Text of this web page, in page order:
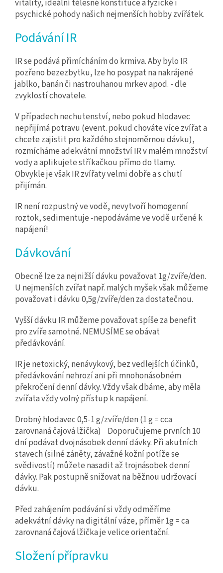
vitality, ideální tělesné konstituce a fyzické i
psychické pohody našich nejmenších hobby zvířátek.
Podávání IR
IR se podává přimícháním do krmiva. Aby bylo IR
pozřeno bezezbytku, lze ho posypat na nakrájené
jablko, banán či nastrouhanou mrkev apod. - dle
zvyklostí chovatele.
V případech nechutenství, nebo pokud hlodavec
nepřijímá potravu (event. pokud chováte více zvířat a
chcete zajistit pro každého stejnoměrnou dávku),
rozmícháme adekvátní množství IR v malém množství
vody a aplikujete stříkačkou přímo do tlamy.
Obvykle je však IR zvířaty velmi dobře a s chutí
přijímán.
IR není rozpustný ve vodě, nevytvoří homogenní
roztok, sedimentuje -nepodáváme ve vodě určené k
napájení!
Dávkování
Obecně lze za nejnižší dávku považovat 1g/zvíře/den.
U nejmenších zvířat např. malých myšek však můžeme
považovat i dávku 0,5g/zvíře/den za dostatečnou.
Vyšší dávku IR můžeme považovat spíše za benefit
pro zvíře samotné. NEMUSÍME se obávat
předávkování.
IR je netoxický, nenávykový, bez vedlejších účinků,
předávkování nehrozí ani při mnohonásobném
překročení denní dávky. Vždy však dbáme, aby měla
zvířata vždy volný přístup k napájení.
Drobný hlodavec 0,5-1 g/zvíře/den (1 g = cca
zarovnaná čajová lžička) Doporučujeme prvních 10
dní podávat dvojnásobek denní dávky. Při akutních
stavech (silné záněty, závažné kožní potíže se
svědivostí) můžete nasadit až trojnásobek denní
dávky. Pak postupně snižovat na běžnou udržovací
dávku.
Před zahájením podávání si vždy odměříme
adekvátní dávky na digitální váze, příměr 1g = ca
zarovnaná čajová lžička je velice orientační.
Složení přípravku